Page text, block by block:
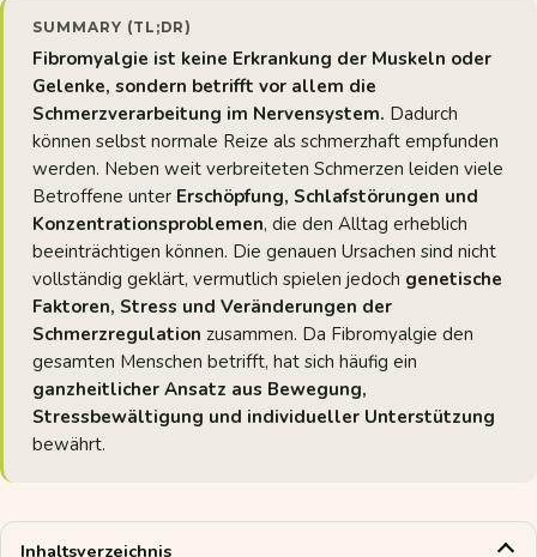
Inhaltsverzeichnis
SUMMARY (TL;DR)
Fibromyalgie ist keine Erkrankung der Muskeln oder
Gelenke, sondern betrifft vor allem die
Schmerzverarbeitung im Nervensystem. Dadurch
können selbst normale Reize als schmerzhaft empfunden
werden. Neben weit verbreiteten Schmerzen leiden viele
Betroffene unter Erschöpfung, Schlafstörungen und
Konzentrationsproblemen, die den Alltag erheblich
beeinträchtigen können. Die genauen Ursachen sind nicht
vollständig geklärt, vermutlich spielen jedoch genetische
Faktoren, Stress und Veränderungen der
Schmerzregulation zusammen. Da Fibromyalgie den
gesamten Menschen betrifft, hat sich häufig ein
ganzheitlicher Ansatz aus Bewegung,
Stressbewältigung und individueller Unterstützung
bewährt.